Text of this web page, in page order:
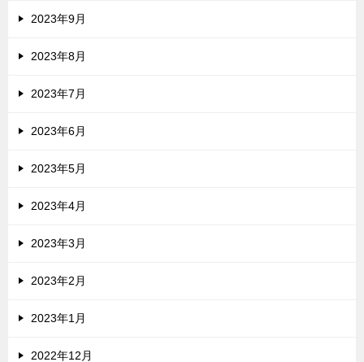
2023年9月
2023年8月
2023年7月
2023年6月
2023年5月
2023年4月
2023年3月
2023年2月
2023年1月
2022年12月